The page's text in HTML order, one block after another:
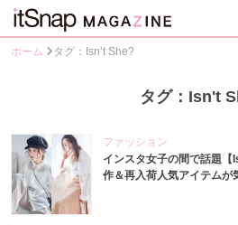
ホーム タグ：Isn’t She?
タグ：Isn't
ファッション
インスタ女子の間で話題【
作＆再入荷人気アイテム